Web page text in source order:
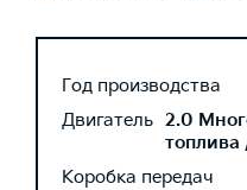
Год производства
Двигатель 2.0
топлива
Коробка передач